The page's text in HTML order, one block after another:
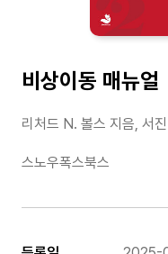
비상이동 매뉴얼
리처드 N. 볼스 지음, 서
스노우폭스북스